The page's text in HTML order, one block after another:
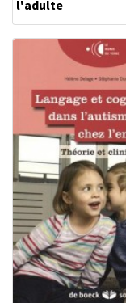
l'adulte